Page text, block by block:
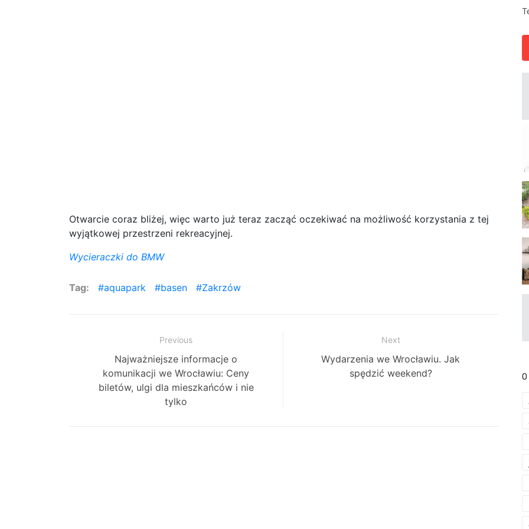
Otwarcie coraz bliżej, więc warto już teraz zacząć oczekiwać na możliwość korzystania z tej
wyjątkowej przestrzeni rekreacyjnej.
Wycieraczki do BMW
Tag: aquapark basen Zakrzów
wpisy
Previous
Previous
post:
Najważniejsze informacje o
komunikacji we Wrocławiu: Ceny
biletów, ulgi dla mieszkańców i nie
tylko
Next
NextWydarzenia we Wrocławiu. Jak
spędzić weekend?